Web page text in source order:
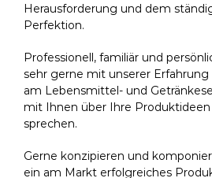
Herausforderung und dem
Perfektion.
Professionell, familiär und
sehr gerne mit unserer
am Lebensmittel- und
mit Ihnen über Ihre
sprechen.
Gerne konzipieren und
ein am Markt erfolgreiches